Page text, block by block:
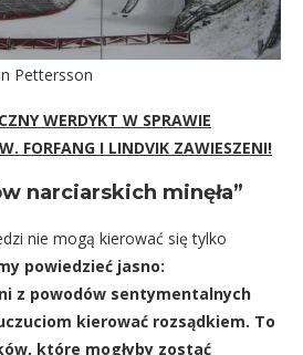
Pettersson
WERDYKT W SPRAWIE
FORFANG I LINDVIK ZAWIESZENI!
narciarskich minęła”
nie mogą kierować się tylko
powiedzieć jasno:
z powodów sentymentalnych
kierować rozsądkiem. To
które mogłyby zostać